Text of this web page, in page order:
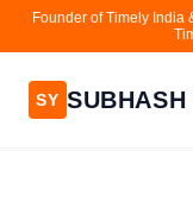
Founder of Timely
SY SUBHASH